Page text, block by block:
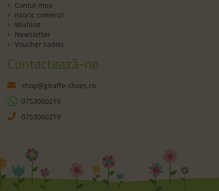
Contul meu
Istoric comenzi
Wishlist
Newsletter
Voucher cadou
Contactează-ne
shop@giraffe-shoes.ro
0753060219
0753060219